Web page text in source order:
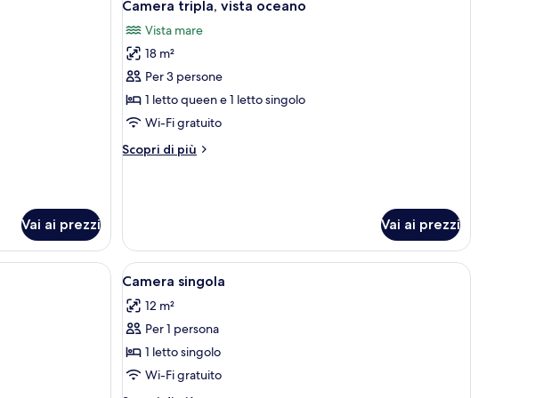
Vai ai prezzi
tutte
le
foto
per
Camera
tripla,
oceano
Camera tripla, vista oceano
Vista mare
18 m²
Per 3 persone
1 letto queen e 1 letto singolo
Wi-Fi gratuito
Scopri di più
Altri
oceano
Vai ai prezzi
d'albergo moderna con un letto rifatto, una scrivania con un portatile, una sedia e un vaso con fiori.
Apri
tutte
le
foto
per
Camera
singola
Una camera d'albergo con un letto, una
4
Camera singola
12 m²
Per 1 persona
1 letto singolo
Wi-Fi gratuito